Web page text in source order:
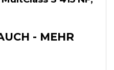
- MEHR